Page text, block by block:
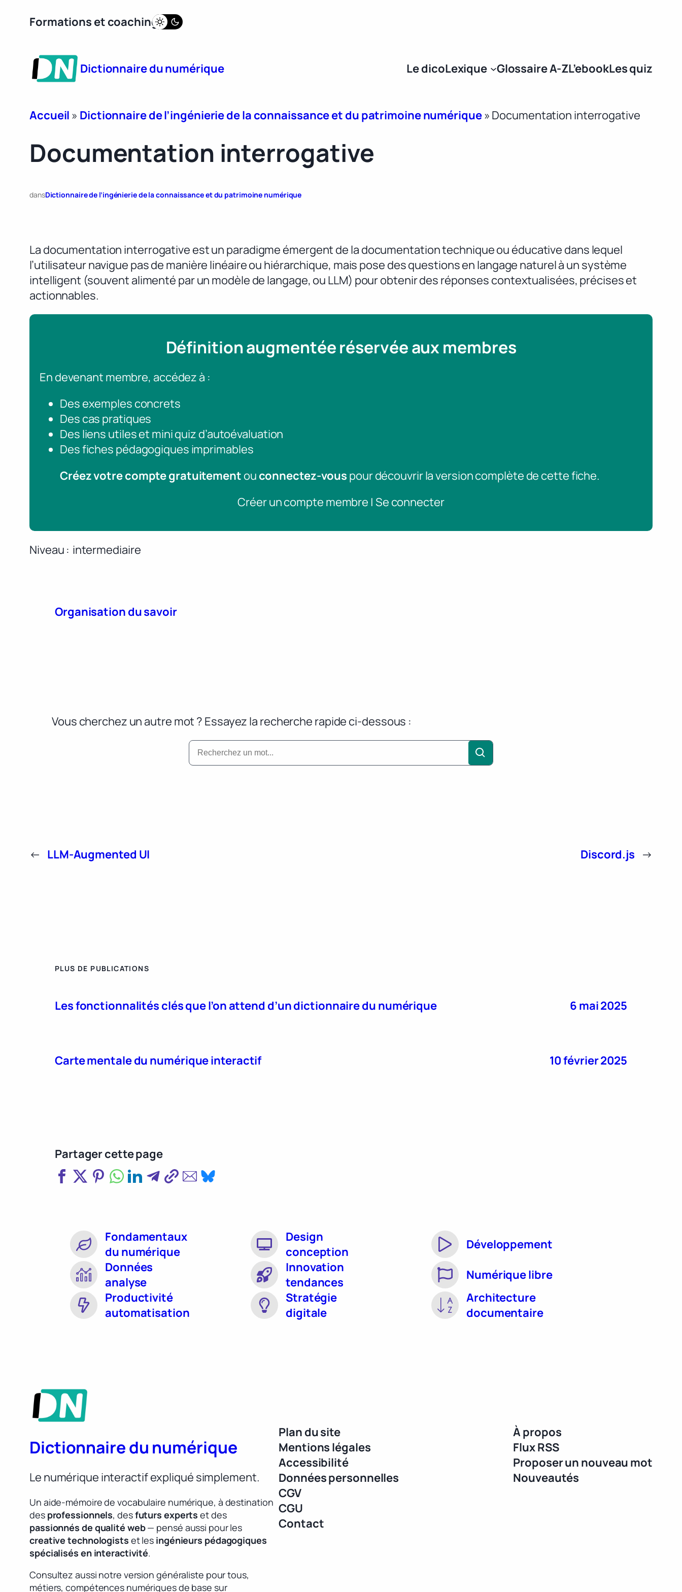
Formations et coaching
Dictionnaire du numérique Le dicoLexique Glossaire A-ZL’ebookLes quiz
Accueil » Dictionnaire de l’ingénierie de la connaissance et du patrimoine numérique» Documentation interrogative
Documentation interrogative
dansDictionnaire de l’ingénierie de la connaissance et du patrimoine numérique
La documentation interrogative est un paradigme émergent de la documentation technique ou éducative dans lequel
l’utilisateur navigue pas de manière linéaire ou hiérarchique, mais pose des questions en langage naturel à un système
intelligent (souvent alimenté par un modèle de langage, ou LLM) pour obtenir des réponses contextualisées, précises et
actionnables.
Définition augmentée réservée aux membres
En devenant membre, accédez à :
Des exemples concrets
Des cas pratiques
Des liens utiles et mini quiz d’autoévaluation
Des fiches pédagogiques imprimables
Créez votre compte gratuitement ou connectez-vous pour découvrir la version complète de cette fiche.
Créer un compte membre | Se connecter
Niveau intermediaire
Organisation du savoir
Vous cherchez un autre mot ? Essayez la recherche rapide ci-dessous :
← LLM-Augmented UI Discord.js →
PLUS DE PUBLICATIONS
Les fonctionnalités clés que l’on attend d’un dictionnaire du numérique 6 mai 2025
Carte mentale du numérique interactif 10 février 2025
Partager cette page
Fondamentaux
du numérique
Design
conception
Développement
Données
analyse
Innovation
tendances
Numérique libre
Productivité
automatisation
Stratégie
digitale
Architecture
documentaire
Dictionnaire du numérique
Le numérique interactif expliqué simplement.
Un aide-mémoire de vocabulaire numérique, à destination
des professionnels, desfuturs experts et des
passionnés de qualité web— pensé aussi pour les
creative technologists et les ingénieurs pédagogiques
spécialisés en interactivité.
Consultez aussi notre version généraliste pour tous,
métiers, compétences numériques de base sur
Plan du site
Mentions légales
Accessibilité
Données personnelles
CGV
CGU
Contact
À propos
Flux RSS
Proposer un nouveau mot
Nouveautés